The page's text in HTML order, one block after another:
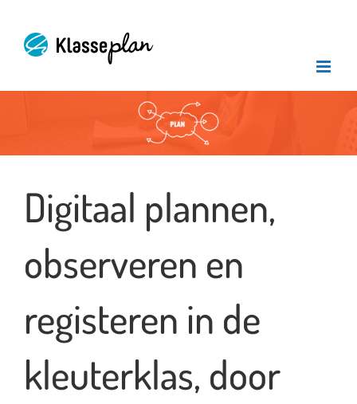
inhoud
Digitaal plannen,
observeren en
registeren in de
kleuterklas, door